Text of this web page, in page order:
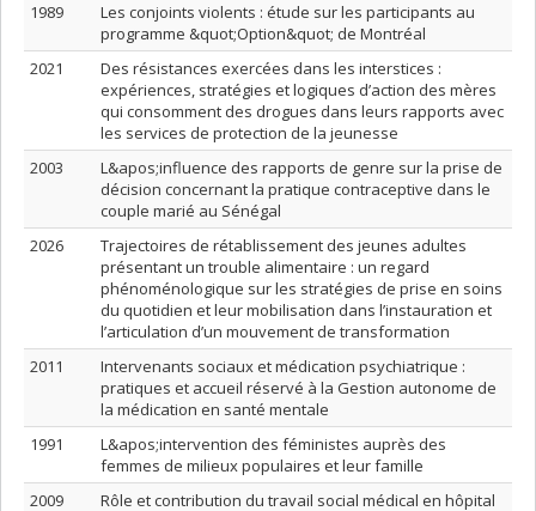
1989
Les conjoints violents : étude sur les participants au
programme &quot;Option&quot; de Montréal
2021
Des résistances exercées dans les interstices :
expériences, stratégies et logiques d’action des mères
qui consomment des drogues dans leurs rapports avec
les services de protection de la jeunesse
2003
L&apos;influence des rapports de genre sur la prise de
décision concernant la pratique contraceptive dans le
couple marié au Sénégal
2026
Trajectoires de rétablissement des jeunes adultes
présentant un trouble alimentaire : un regard
phénoménologique sur les stratégies de prise en soins
du quotidien et leur mobilisation dans l’instauration et
l’articulation d’un mouvement de transformation
2011
Intervenants sociaux et médication psychiatrique :
pratiques et accueil réservé à la Gestion autonome de
la médication en santé mentale
1991
L&apos;intervention des féministes auprès des
femmes de milieux populaires et leur famille
2009
Rôle et contribution du travail social médical en hôpital